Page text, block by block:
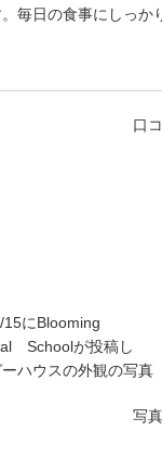
毎日の食事にしっか
口
写